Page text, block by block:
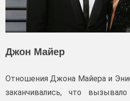
Джон Майер
Отношения Джона Майера и
заканчивались, что